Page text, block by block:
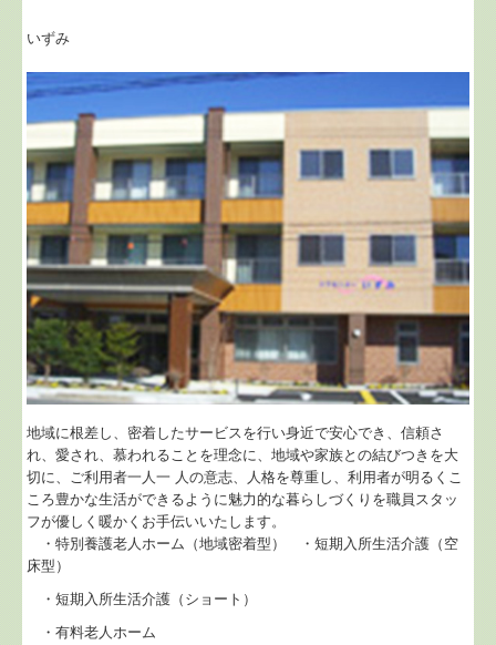
いずみ
地域に根差し、密着したサービスを行い身近で安心でき、信頼さ
れ、愛され、慕われることを理念に、地域や家族との結びつきを大
切に、ご利用者一人一 人の意志、人格を尊重し、利用者が明るくこ
ころ豊かな生活ができるように魅力的な暮らしづくりを職員スタッ
フが優しく暖かくお手伝いいたします。
・特別養護老人ホーム（地域密着型） ・短期入所生活介護（空
床型）
・短期入所生活介護（ショート）
・有料老人ホーム